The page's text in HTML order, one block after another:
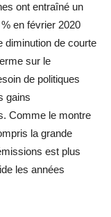
ont entraîné un
en février 2020
diminution de courte
sur le
de politiques
gains
Comme le montre
la grande
est plus
les années